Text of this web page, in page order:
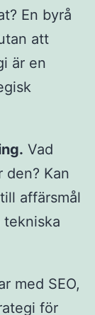
En byrå
att
är en
Vad
den? Kan
affärsmål
med SEO,
för